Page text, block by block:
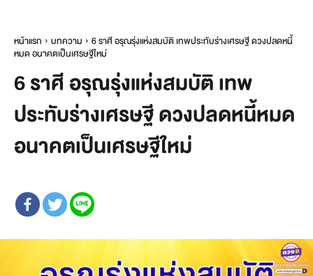
หน้าแรก บทความ
6 ราศี อรุณรุ่งแห่งสมบัติ เทพประทับร่างเศรษฐี ดวงปลดหนี้
หมด อนาคตเป็นเศรษฐีใหม่
6 ราศี อรุณรุ่งแห่งสมบัติ เทพ
ประทับร่างเศรษฐี ดวงปลดหนี้หมด
อนาคตเป็นเศรษฐีใหม่